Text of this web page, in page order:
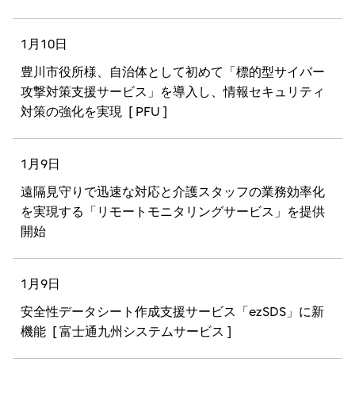
1月10日
豊川市役所様、自治体として初めて「標的型サイバー
攻撃対策支援サービス」を導入し、情報セキュリティ
対策の強化を実現
[ PFU ]
1月9日
遠隔見守りで迅速な対応と介護スタッフの業務効率化
を実現する「リモートモニタリングサービス」を提供
開始
1月9日
安全性データシート作成支援サービス「ezSDS」に新
機能
[ 富士通九州システムサービス ]